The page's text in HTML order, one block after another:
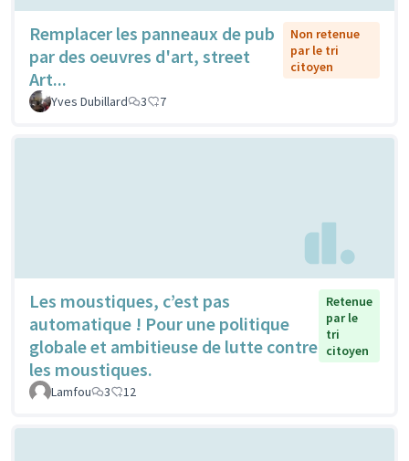
Remplacer les panneaux de pub
par des oeuvres d'art, street
Art...
Non retenue
par le tri
citoyen
Yves Dubillard 3 7
Les moustiques, c’est pas
automatique ! Pour une politique
globale et ambitieuse de lutte contre
les moustiques.
Retenue
par le
tri
citoyen
Lamfou 3 12